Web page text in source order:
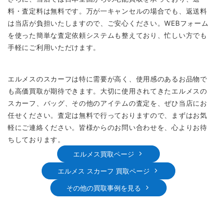
料・査定料は無料です。万が一キャンセルの場合でも、返送料
は当店が負担いたしますので、ご安心ください。WEBフォーム
を使った簡単な査定依頼システムも整えており、忙しい方でも
手軽にご利用いただけます。
エルメスのスカーフは特に需要が高く、使用感のあるお品物で
も高価買取が期待できます。大切に使用されてきたエルメスの
スカーフ、バッグ、その他のアイテムの査定を、ぜひ当店にお
任せください。査定は無料で行っておりますので、まずはお気
軽にご連絡ください。皆様からのお問い合わせを、心よりお待
ちしております。
エルメス買取ページ
エルメス スカーフ 買取ページ
その他の買取事例を見る